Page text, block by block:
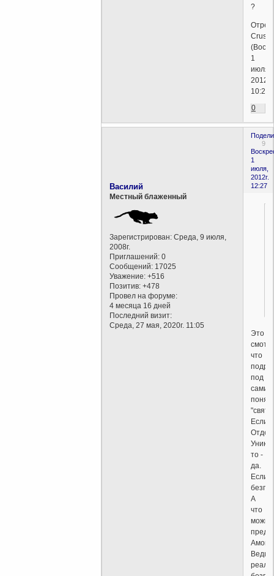
?
1
июля,
2012г.
10:24)
0
9
1
июля,
2012г.
12:27
Василий
Местный блаженный
Зарегистрирован: Среда, 9 июля,
2008г.
Приглашений: 0
Сообщений: 17025
Уважение: +516
Позитив: +478
Провел на форуме:
4 месяца 16 дней
Последний визит:
Среда, 27 мая, 2020г. 11:05
Это
что
под
самим
Если
то -
да.
Если
А
что
можно
Ведь